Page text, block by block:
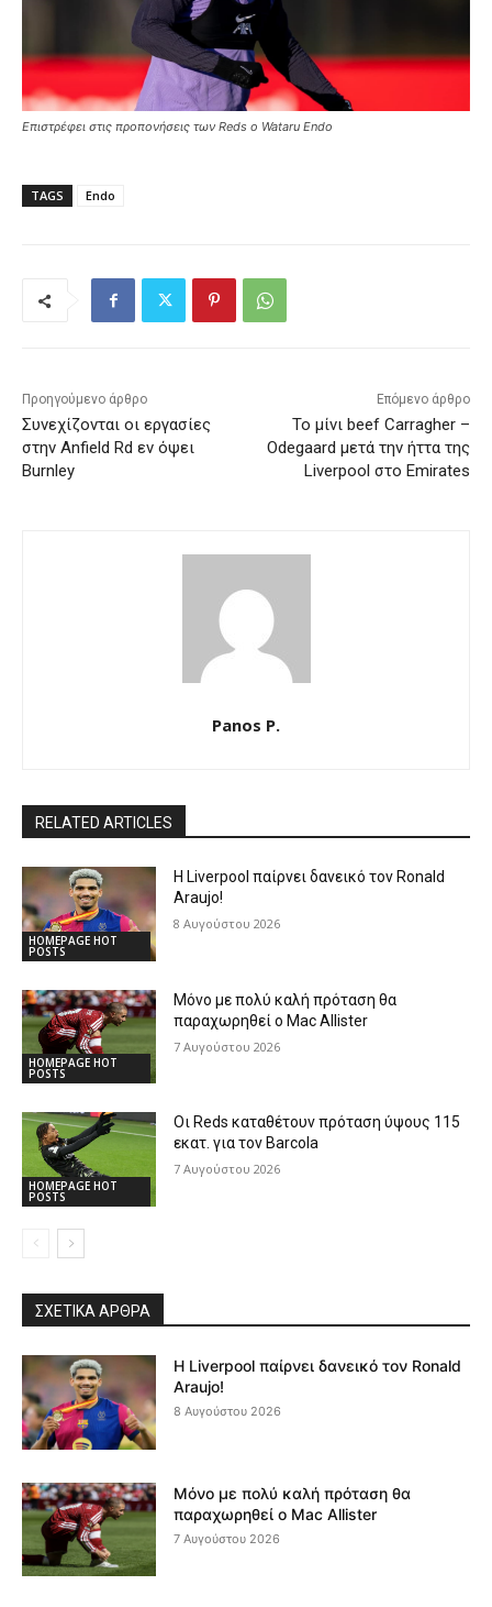
Επιστρέφει στις προπονήσεις των Reds ο Wataru Endo
TAGS Endo
Προηγούμενο άρθρο
Συνεχίζονται οι εργασίες
στην Anfield Rd εν όψει
Burnley
Επόμενο άρθρο
Το μίνι beef Carragher –
Odegaard μετά την ήττα της
Liverpool στο Emirates
Panos P.
RELATED ARTICLES
HOMEPAGE HOT
POSTS
Η Liverpool παίρνει δανεικό τον Ronald
Araujo!
8 Αυγούστου 2026
HOMEPAGE HOT
POSTS
Μόνο με πολύ καλή πρόταση θα
παραχωρηθεί ο Mac Allister
7 Αυγούστου 2026
HOMEPAGE HOT
POSTS
Οι Reds καταθέτουν πρόταση ύψους 115
εκατ. για τον Barcola
7 Αυγούστου 2026
ΣΧΕΤΙΚΆ ΆΡΘΡΑ
Η Liverpool παίρνει δανεικό τον Ronald
Araujo!
8 Αυγούστου 2026
Μόνο με πολύ καλή πρόταση θα
παραχωρηθεί ο Mac Allister
7 Αυγούστου 2026